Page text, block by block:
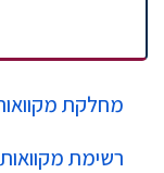
מחלקת
רשימת מקוואות